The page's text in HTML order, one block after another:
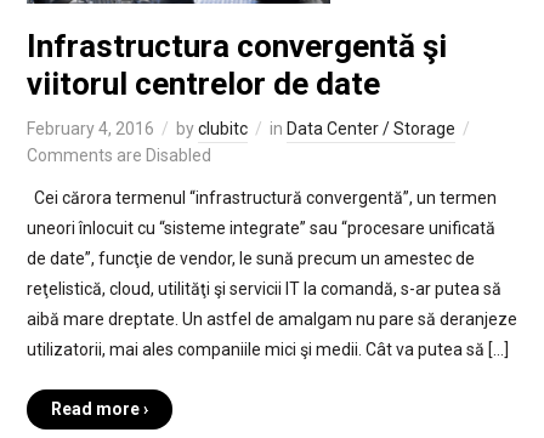
Infrastructura convergentă şi
viitorul centrelor de date
February 4, 2016 byclubitc in Data Center / Storage
Comments are Disabled
Cei cărora termenul “infrastructură convergentă”, un termen
uneori înlocuit cu “sisteme integrate” sau “procesare unificată
de date”, funcţie de vendor, le sună precum un amestec de
reţelistică, cloud, utilităţi şi servicii IT la comandă, s-ar putea să
aibă mare dreptate. Un astfel de amalgam nu pare să deranjeze
utilizatorii, mai ales companiile mici şi medii. Cât va putea să […]
Read more ›